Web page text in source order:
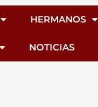
HERMANOS
NOTICIAS